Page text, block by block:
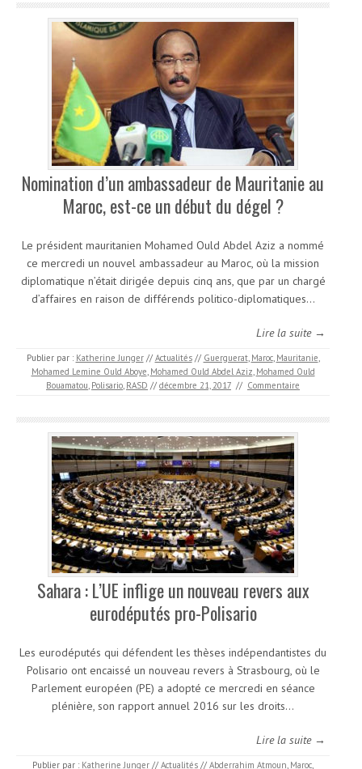
Nomination d’un ambassadeur de Mauritanie au
Maroc, est-ce un début du dégel ?
Le président mauritanien Mohamed Ould Abdel Aziz a nommé
ce mercredi un nouvel ambassadeur au Maroc, où la mission
diplomatique n’était dirigée depuis cinq ans, que par un chargé
d’affaires en raison de différends politico-diplomatiques…
Lire la suite →
Publier par : Katherine Junger // Actualités // Guerguerat, Maroc, Mauritanie,
Mohamed Lemine Ould Aboye, Mohamed Ould Abdel Aziz, Mohamed Ould
Bouamatou, Polisario, RASD // décembre 21, 2017 // Commentaire
Sahara : L’UE inflige un nouveau revers aux
eurodéputés pro-Polisario
Les eurodéputés qui défendent les thèses indépendantistes du
Polisario ont encaissé un nouveau revers à Strasbourg, où le
Parlement européen (PE) a adopté ce mercredi en séance
plénière, son rapport annuel 2016 sur les droits…
Lire la suite →
Publier par : Katherine Junger // Actualités // Abderrahim Atmoun, Maroc,